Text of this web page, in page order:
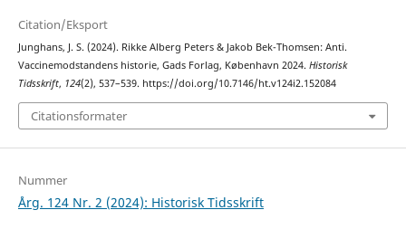
Citation/Eksport
Junghans, J. S. (2024). Rikke Alberg Peters & Jakob Bek-Thomsen: Anti.
Vaccinemodstandens historie, Gads Forlag, København 2024. Historisk
Tidsskrift, 124(2), 537–539. https://doi.org/10.7146/ht.v124i2.152084
Citationsformater
Nummer
Årg. 124 Nr. 2 (2024): Historisk Tidsskrift